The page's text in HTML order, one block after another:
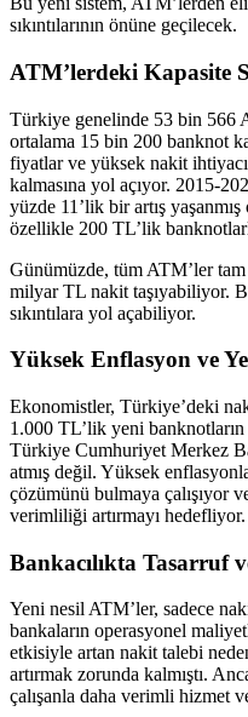
sıkıntılarının önüne geçilecek.
ATM’lerdeki Kapasite
Türkiye genelinde 53 bin 566
ortalama 15 bin 200 banknot
fiyatlar ve yüksek nakit
kalmasına yol açıyor. 2015-
yüzde 11’lik bir artış
özellikle 200 TL’lik
Günümüzde, tüm ATM’ler
milyar TL nakit taşıyabiliyor.
sıkıntılara yol açabiliyor.
Yüksek Enflasyon ve
Ekonomistler, Türkiye’deki
1.000 TL’lik yeni
Türkiye Cumhuriyet Merkez
atmış değil. Yüksek
çözümünü bulmaya çalışıyor
verimliliği artırmayı hedefliyor.
Bankacılıkta Tasarruf
Yeni nesil ATM’ler, sadece
bankaların operasyonel
etkisiyle artan nakit talebi
artırmak zorunda kalmıştı.
çalışanla daha verimli hizmet